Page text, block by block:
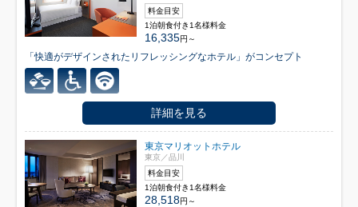
料金目安
1泊朝食付き1名様料金
16,335円～
「快適がデザインされたリフレッシングなホテル」がコンセプト
詳細を見る
東京マリオットホテル
東京／品川
料金目安
1泊朝食付き1名様料金
28,518円～